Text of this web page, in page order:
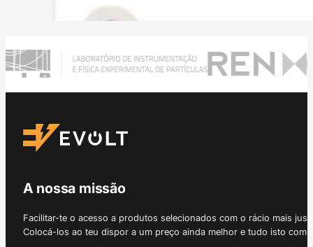
A nossa missão
Facilitar-te o acesso a produtos selecionados com o rácio mais
Colocá-los ao teu dispor a um preço ainda melhor e tudo isto